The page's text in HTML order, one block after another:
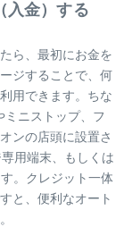
入金）する
ら、最初にお金を
ジすることで、何
用できます。ちな
ミニストップ、フ
ンの店頭に設置さ
用端末、もしくは
。クレジット一体
と、便利なオート